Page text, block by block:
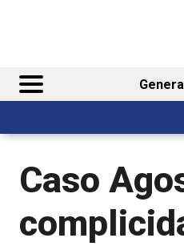
Caso